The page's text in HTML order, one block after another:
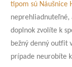
tipom sú Náušnice
neprehliadnuteľné,
doplnok zvolíte k
bežný denný outfit
prípade neurobíte